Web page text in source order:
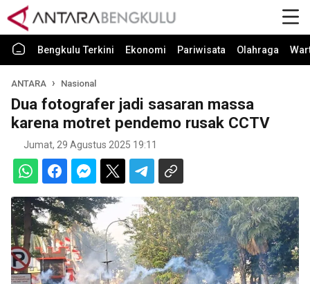
Bengkulu Terkini Ekonomi Pariwisata Olahraga
ANTARA Nasional
Dua fotografer jadi sasaran massa
karena motret pendemo rusak CCTV
Jumat, 29 Agustus 2025 19:11